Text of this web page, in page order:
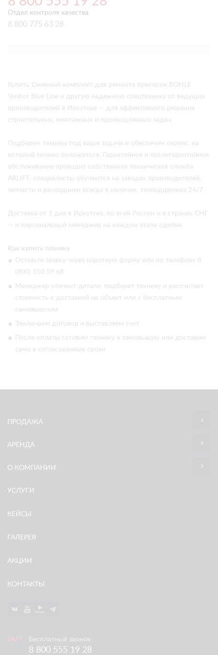
Отдел контроля качества
8 800 775 63 28
Купить Сменный комплект для ремонта присосок BOHLE
Veribor Blue Line и другую надежную спецтехнику от ведущих
производителей в Иркутске — для эффективного решения
строительных, монтажных и промышленных задач.
Подберем технику под ваши задачи и обеспечим сервис, на
который можно положиться. Гарантийное и послегарантийное
обслуживание проводит собственная техническая служба
ARLIFT: специалисты обучаются на заводах производителей,
запчасти и расходники всегда в наличии, техподдержка 24/7.
Доставка от 1 дня в Иркутске, по всей России и в странах СНГ
— и персональный менеджер на каждом этапе сделки.
Как купить технику
Оставьте заявку через короткую форму или по телефону 8
(800) 550 59 68
Менеджер уточнит детали, подберет технику и рассчитает
стоимость с доставкой на объект или с бесплатным
самовывозом
Заключаем договор и выставляем счет
После оплаты готовим технику к самовывозу или доставим
сами в согласованные сроки
ПРОДАЖА
АРЕНДА
О КОМПАНИИ
УСЛУГИ
КЕЙСЫ
ГАЛЕРЕЯ
АКЦИИ
КОНТАКТЫ
Бесплатный звонок
8 800 555 19 28